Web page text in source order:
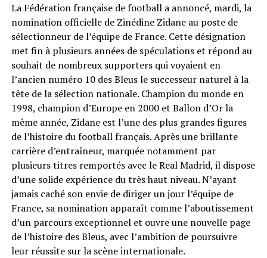
La Fédération française de football a annoncé, mardi, la
nomination officielle de Zinédine Zidane au poste de
sélectionneur de l’équipe de France. Cette désignation
met fin à plusieurs années de spéculations et répond au
souhait de nombreux supporters qui voyaient en
l’ancien numéro 10 des Bleus le successeur naturel à la
tête de la sélection nationale. Champion du monde en
1998, champion d’Europe en 2000 et Ballon d’Or la
même année, Zidane est l’une des plus grandes figures
de l’histoire du football français. Après une brillante
carrière d’entraîneur, marquée notamment par
plusieurs titres remportés avec le Real Madrid, il dispose
d’une solide expérience du très haut niveau. N’ayant
jamais caché son envie de diriger un jour l’équipe de
France, sa nomination apparaît comme l’aboutissement
d’un parcours exceptionnel et ouvre une nouvelle page
de l’histoire des Bleus, avec l’ambition de poursuivre
leur réussite sur la scène internationale.